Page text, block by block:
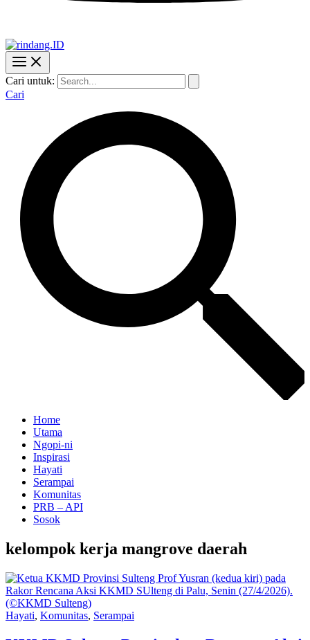
Cari untuk:
Cari
Home
Utama
Ngopi-ni
Inspirasi
Hayati
Serampai
Komunitas
PRB – API
Sosok
kelompok kerja mangrove daerah
Hayati, Komunitas, Serampai